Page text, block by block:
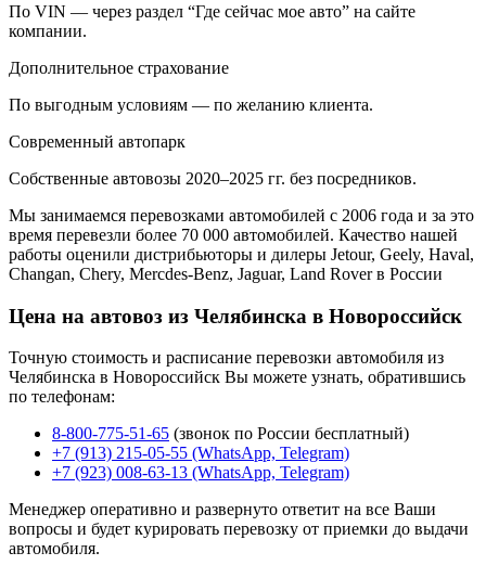
По VIN — через раздел “Где сейчас мое авто” на сайте
компании.
Дополнительное страхование
По выгодным условиям — по желанию клиента.
Современный автопарк
Собственные автовозы 2020–2025 гг. без посредников.
Мы занимаемся перевозками автомобилей с 2006 года и за это
время перевезли более 70 000 автомобилей. Качество нашей
работы оценили дистрибьюторы и дилеры Jetour, Geely, Haval,
Changan, Chery, Mercdes-Benz, Jaguar, Land Rover в России
Цена на автовоз из Челябинска в Новороссийск
Точную стоимость и расписание перевозки автомобиля из
Челябинска в Новороссийск Вы можете узнать, обратившись
по телефонам:
8-800-775-51-65 (звонок по России бесплатный)
+7 (913) 215-05-55 (WhatsApp, Telegram)
+7 (923) 008-63-13 (WhatsApp, Telegram)
Менеджер оперативно и развернуто ответит на все Ваши
вопросы и будет курировать перевозку от приемки до выдачи
автомобиля.